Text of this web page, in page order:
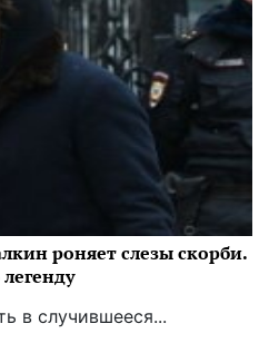
роняет слезы скорби.
в случившееся...